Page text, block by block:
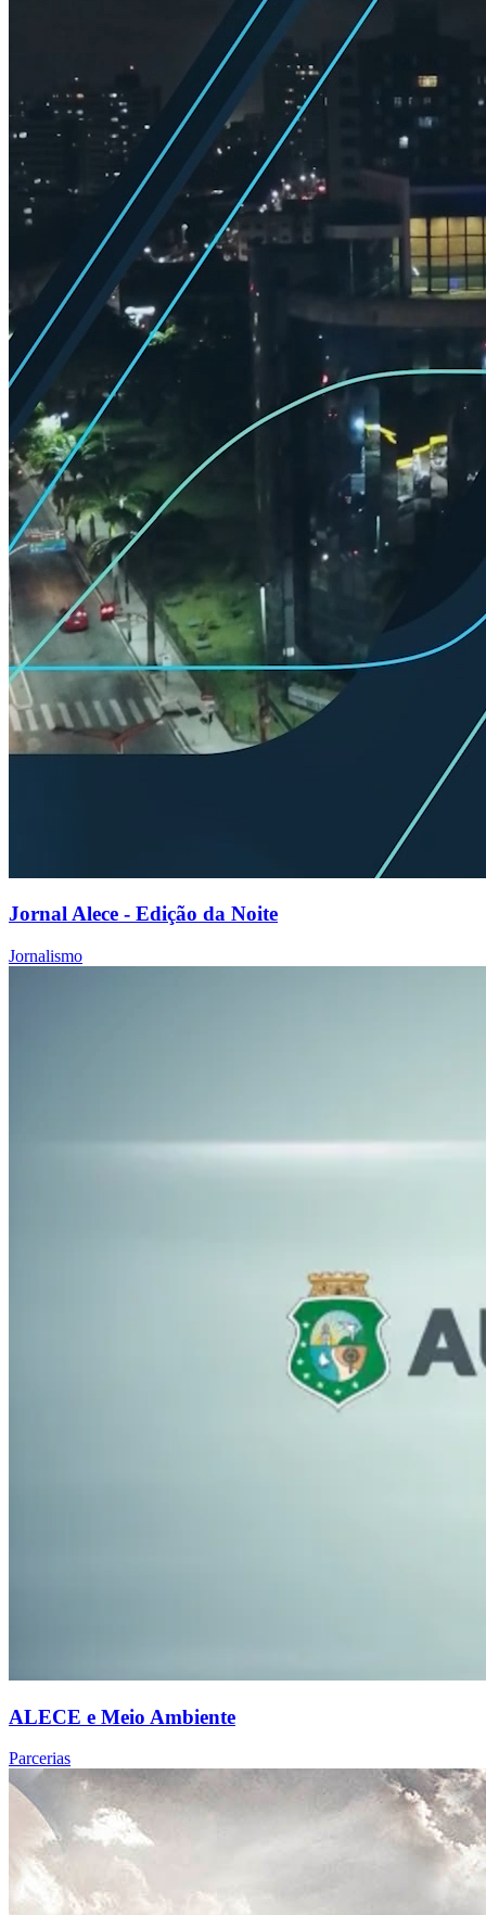
Jornal Alece - Edição da Noite
Jornalismo
ALECE e Meio Ambiente
Parcerias